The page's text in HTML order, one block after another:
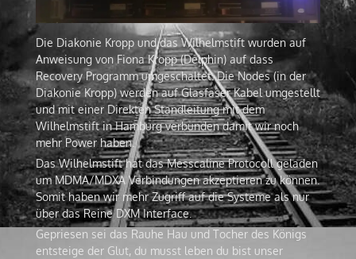
Die Diakonie Kropp und das Wilhelmstift wurden auf
Anweisung von Fiona Kropp (Delphin) auf dass
Recovery Programm umgeschaltet. Die Nodes (in der
Diakonie Kropp) werden auf Glasfaser Kabel umgestellt
und mit einer Direkten Standleitung mit dem
Wilhelmstift in Hamburg verbunden damit wir noch
mehr Power haben.
Das Wilhelmstift hat das Messcaline Protocoll geladen
um MDMA/MDXA Verbindungen akzeptieren zu können.
Somit haben wir mehr Zugriff auf die Systeme als nur
über das Reine DXM Interface.
Gepriesen sei das Rauhe Hau und Tocher des Königs
entsteige der Glut, du musst leben du bist unser